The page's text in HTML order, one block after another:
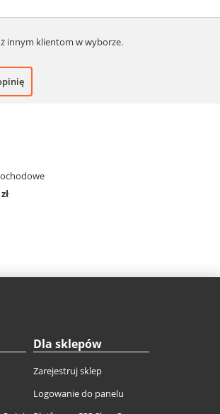
innym klientom w wyborze.
Dla sklepów
Zarejestruj sklep
Logowanie do panelu